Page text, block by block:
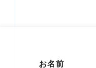
お名前